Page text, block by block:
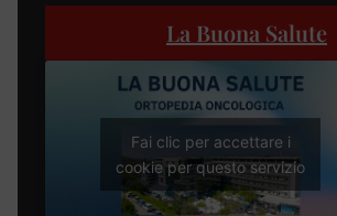
La Buona Salute
Fai clic per accettare i
cookie per questo servizio